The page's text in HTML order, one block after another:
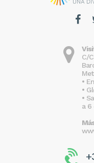
C/
•
•
•
a 6